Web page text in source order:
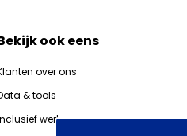
ook eens
over ons
& tools
werkgeven